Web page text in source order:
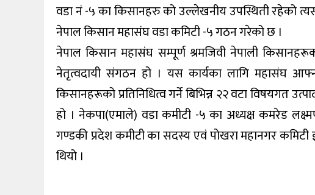
वडा नं -५ का किसानहरु को उल्लेखनीय उपस्थिती रहेको
नेपाल किसान महासंघ वडा कमिटी -५ गठन गरेको छ ।
नेपाल किसान महासंघ सम्पूर्ण श्रमजिवी नेपाली
नेतृत्वदायी संगठन हो । यस कार्यका लागि महासंघ
किसानहरूको प्रतिनिधित्व गर्ने बिभिन्न २२ वटा विषयगत
हो । नेकपा(एमाले) वडा कमीटी -५ का अध्यक्ष कमरेड
गण्डकी प्रदेश कमीटी का सदस्य एवं पोखरा महानगर
थियो ।